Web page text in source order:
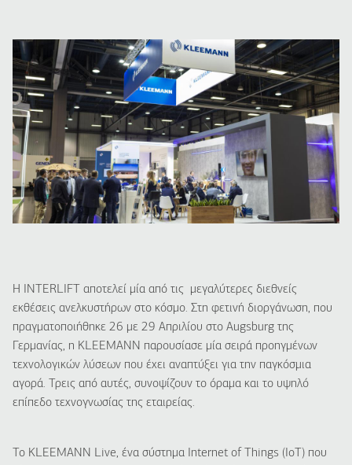
Η INTERLIFT αποτελεί μία από τις μεγαλύτερες διεθνείς
εκθέσεις ανελκυστήρων στο κόσμο. Στη φετινή διοργάνωση, που
πραγματοποιήθηκε 26 με 29 Απριλίου στο Augsburg της
Γερμανίας, η KLEEMANN παρουσίασε μία σειρά προηγμένων
τεχνολογικών λύσεων που έχει αναπτύξει για την παγκόσμια
αγορά. Τρεις από αυτές, συνοψίζουν το όραμα και το υψηλό
επίπεδο τεχνογνωσίας της εταιρείας.
Το KLEEMANN Live, ένα σύστημα Internet of Things (IoT) που